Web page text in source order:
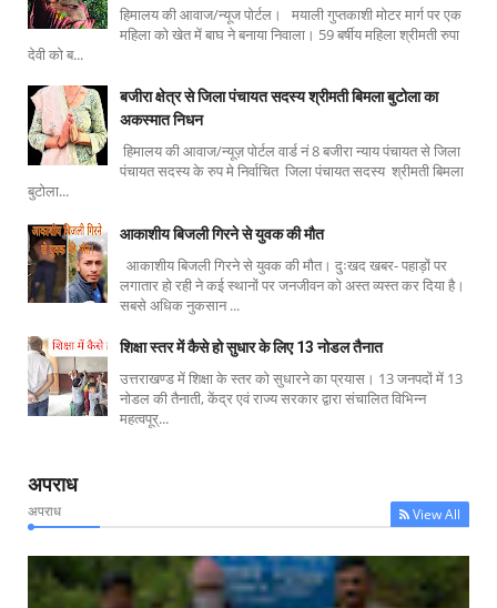
हिमालय की आवाज/न्यूज पोर्टल। मयाली गुप्तकाशी मोटर मार्ग पर एक
महिला को खेत में बाघ ने बनाया निवाला। 59 बर्षीय महिला श्रीमती रुपा
देवी को ब...
बजीरा क्षेत्र से जिला पंचायत सदस्य श्रीमती बिमला बुटोला का
अकस्मात निधन
हिमालय की आवाज/न्यूज़ पोर्टल वार्ड नं 8 बजीरा न्याय पंचायत से जिला
पंचायत सदस्य के रुप मे निर्वाचित जिला पंचायत सदस्य श्रीमती बिमला
बुटोला...
आकाशीय बिजली गिरने से युवक की मौत
आकाशीय बिजली गिरने से युवक की मौत। दुःखद खबर- पहाड़ों पर
लगातार हो रही ने कई स्थानों पर जनजीवन को अस्त व्यस्त कर दिया है।
सबसे अधिक नुकसान ...
शिक्षा स्तर में कैसे हो सुधार के लिए 13 नोडल तैनात
उत्तराखण्ड में शिक्षा के स्तर को सुधारने का प्रयास। 13 जनपदों में 13
नोडल की तैनाती, केंद्र एवं राज्य सरकार द्वारा संचालित विभिन्न
महत्वपूर्...
अपराध
अपराध View All